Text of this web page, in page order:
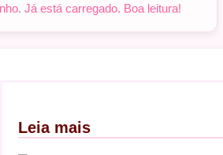
Já está carregado. Boa leitura!
Leia mais